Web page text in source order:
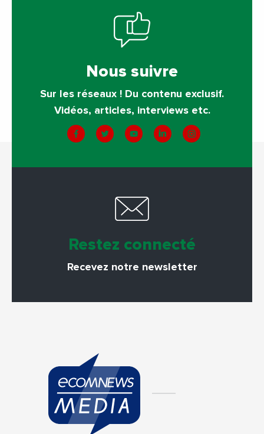
Nous suivre
Sur les réseaux ! Du contenu exclusif.
Vidéos, articles, interviews etc.
Restez connecté
Recevez notre newsletter